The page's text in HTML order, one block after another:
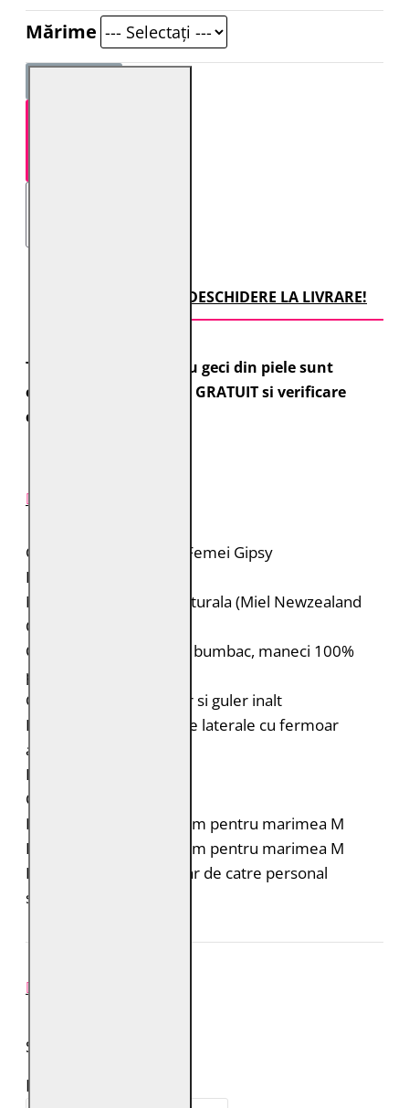
Mărime
TRANSPORT CU DESCHIDERE LA LIVRARE!
Toate comenzile pentru geci din piele sunt
expediate cu transport GRATUIT si verificare
colet.
Geaca de piele pentru Femei Gipsy
Brand: Gipsy
Material: 100% piele naturala (Miel Newzealand
Ontario Veg)
Captuseala: Corp 100% bumbac, maneci 100%
poliester
Geaca Biker cu fermoar si guler inalt
Doua buzunare verticale laterale cu fermoar
ascuns
Fermoar la maneci
Croiala: Regular Fit
Lungimea spatelui: 54 cm pentru marimea M
Lungimea manecii: 63 cm pentru marimea M
Intretinere: Spalare doar de catre personal
specializat
SPUNE-ŢI PAREREA
Numele tău: